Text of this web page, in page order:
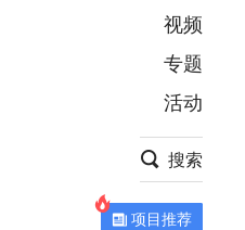
财经
项目推荐
安徽
视频
专题
活动
搜索
项目推荐